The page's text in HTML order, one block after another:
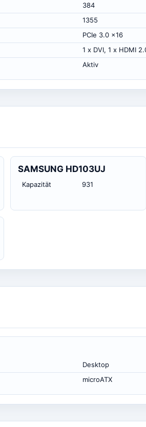
384
1355
PCIe 3.0 x16
1 x DVI, 1 x HDMI
Aktiv
SAMSUNG HD103UJ
Kapazität 931
Desktop
microATX